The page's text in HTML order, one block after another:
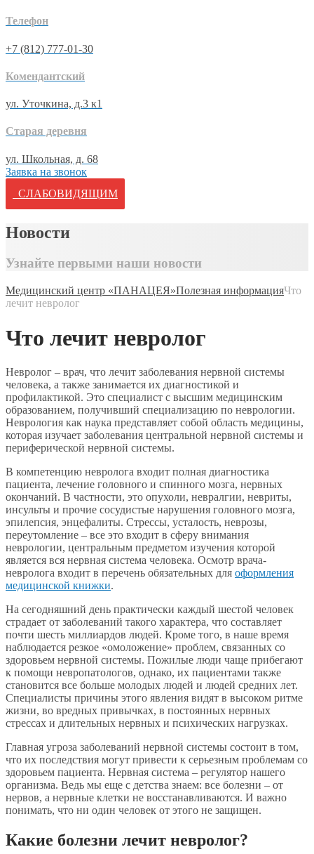
Телефон
+7 (812) 777-01-30
Комендантский
ул. Уточкина, д.3 к1
Старая деревня
ул. Школьная, д. 68
Заявка на звонок
СЛАБОВИДЯЩИМ
Новости
Узнайте первыми наши новости
Медицинский центр «ПАНАЦЕЯ»Полезная информацияЧто
лечит невролог
Что лечит невролог
Невролог – врач, что лечит заболевания нервной системы
человека, а также занимается их диагностикой и
профилактикой. Это специалист с высшим медицинским
образованием, получивший специализацию по неврологии.
Неврология как наука представляет собой область медицины,
которая изучает заболевания центральной нервной системы и
периферической нервной системы.
В компетенцию невролога входит полная диагностика
пациента, лечение головного и спинного мозга, нервных
окончаний. В частности, это опухоли, невралгии, невриты,
инсульты и прочие сосудистые нарушения головного мозга,
эпилепсия, энцефалиты. Стрессы, усталость, неврозы,
переутомление – все это входит в сферу внимания
неврологии, центральным предметом изучения которой
является вся нервная система человека. Осмотр врача-
невролога входит в перечень обязательных для оформления
медицинской книжки.
На сегодняшний день практически каждый шестой человек
страдает от заболеваний такого характера, что составляет
почти шесть миллиардов людей. Кроме того, в наше время
наблюдается резкое «омоложение» проблем, связанных со
здоровьем нервной системы. Пожилые люди чаще прибегают
к помощи невропатологов, однако, их пациентами также
становится все больше молодых людей и людей средних лет.
Специалисты причины этого явления видят в высоком ритме
жизни, во вредных привычках, в постоянных нервных
стрессах и длительных нервных и психических нагрузках.
Главная угроза заболеваний нервной системы состоит в том,
что их последствия могут привести к серьезным проблемам со
здоровьем пациента. Нервная система – регулятор нашего
организма. Ведь мы еще с детства знаем: все болезни – от
нервов, а нервные клетки не восстанавливаются. И важно
понимать, что ни один человек от этого не защищен.
Какие болезни лечит невролог?